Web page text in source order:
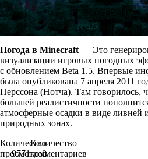
Погода в Minecraft — Это
визуализации игровых погодных
с обновлением Beta 1.5. Впервые
была опубликована 7 апреля 2011
Перссона (Нотча). Там говорилось,
большей реалистичности
атмосферные осадки в виде ливней
природных зонах.
Количество
просмотров
9771
Количество
комментариев
0